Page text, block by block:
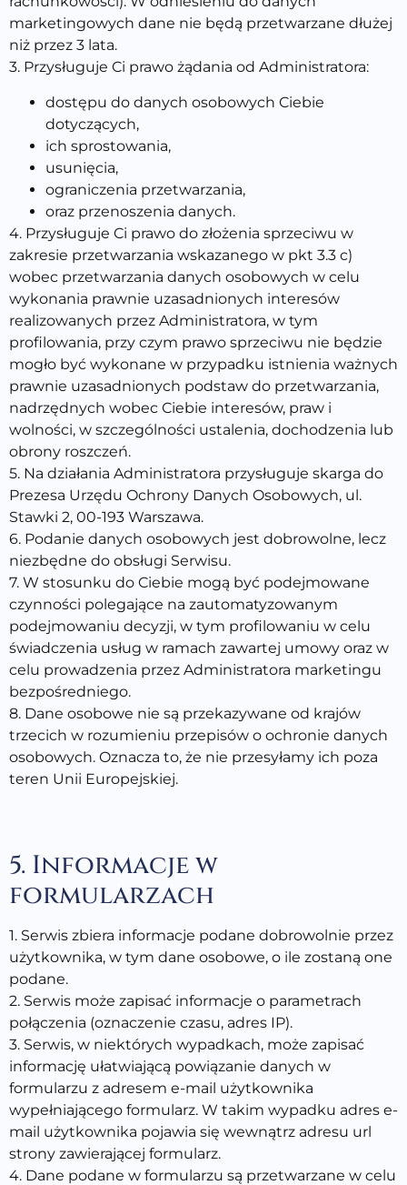
marketingowych dane nie będą przetwarzane dłużej
niż przez 3 lata.
3. Przysługuje Ci prawo żądania od Administratora:
dostępu do danych osobowych Ciebie
dotyczących,
ich sprostowania,
usunięcia,
ograniczenia przetwarzania,
oraz przenoszenia danych.
4. Przysługuje Ci prawo do złożenia sprzeciwu w
zakresie przetwarzania wskazanego w pkt 3.3 c)
wobec przetwarzania danych osobowych w celu
wykonania prawnie uzasadnionych interesów
realizowanych przez Administratora, w tym
profilowania, przy czym prawo sprzeciwu nie będzie
mogło być wykonane w przypadku istnienia ważnych
prawnie uzasadnionych podstaw do przetwarzania,
nadrzędnych wobec Ciebie interesów, praw i
wolności, w szczególności ustalenia, dochodzenia lub
obrony roszczeń.
5. Na działania Administratora przysługuje skarga do
Prezesa Urzędu Ochrony Danych Osobowych, ul.
Stawki 2, 00-193 Warszawa.
6. Podanie danych osobowych jest dobrowolne, lecz
niezbędne do obsługi Serwisu.
7. W stosunku do Ciebie mogą być podejmowane
czynności polegające na zautomatyzowanym
podejmowaniu decyzji, w tym profilowaniu w celu
świadczenia usług w ramach zawartej umowy oraz w
celu prowadzenia przez Administratora marketingu
bezpośredniego.
8. Dane osobowe nie są przekazywane od krajów
trzecich w rozumieniu przepisów o ochronie danych
osobowych. Oznacza to, że nie przesyłamy ich poza
teren Unii Europejskiej.
5. Informacje w
formularzach
1. Serwis zbiera informacje podane dobrowolnie przez
użytkownika, w tym dane osobowe, o ile zostaną one
podane.
2. Serwis może zapisać informacje o parametrach
połączenia (oznaczenie czasu, adres IP).
3. Serwis, w niektórych wypadkach, może zapisać
informację ułatwiającą powiązanie danych w
formularzu z adresem e-mail użytkownika
wypełniającego formularz. W takim wypadku adres e-
mail użytkownika pojawia się wewnątrz adresu url
strony zawierającej formularz.
4. Dane podane w formularzu są przetwarzane w celu